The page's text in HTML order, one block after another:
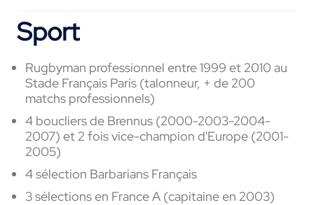
Sport
Rugbyman professionnel entre 1999 et 2010 au
Stade Français Paris (talonneur, + de 200
matchs professionnels)
4 boucliers de Brennus (2000-2003-2004-
2007) et 2 fois vice-champion d'Europe (2001-
2005)
4 sélection Barbarians Français
3 sélections en France A (capitaine en 2003)